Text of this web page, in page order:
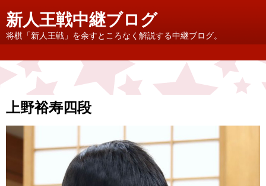
新人王戦中継ブログ
将棋「新人王戦」を余すところなく解説する中継ブログ。
上野裕寿四段